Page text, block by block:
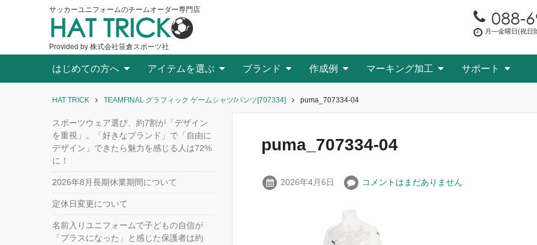
サッカーユニフォームのチームオーダー専門店
HAT TRICK
Provided by 株式会社笹倉スポーツ社
088-
月―金曜日(祝日
はじめての方へ アイテムを選ぶ ブランド 作成例 マーキング加工 サポート
HAT TRICK TEAMFINAL グラフィック ゲームシャツ/パンツ[707334] puma_707334-04
puma_707334-04
2026年4月6日 コメントはまだありません
スポーツウェア選び、約7割が「デザイン
を重視」。「好きなブランド」で「自由に
デザイン」できたら魅力を感じる人は72%
に！
2026年8月長期休業期間について
定休日変更について
名前入りユニフォームで子どもの自信が
「プラスになった」と感じた保護者は約